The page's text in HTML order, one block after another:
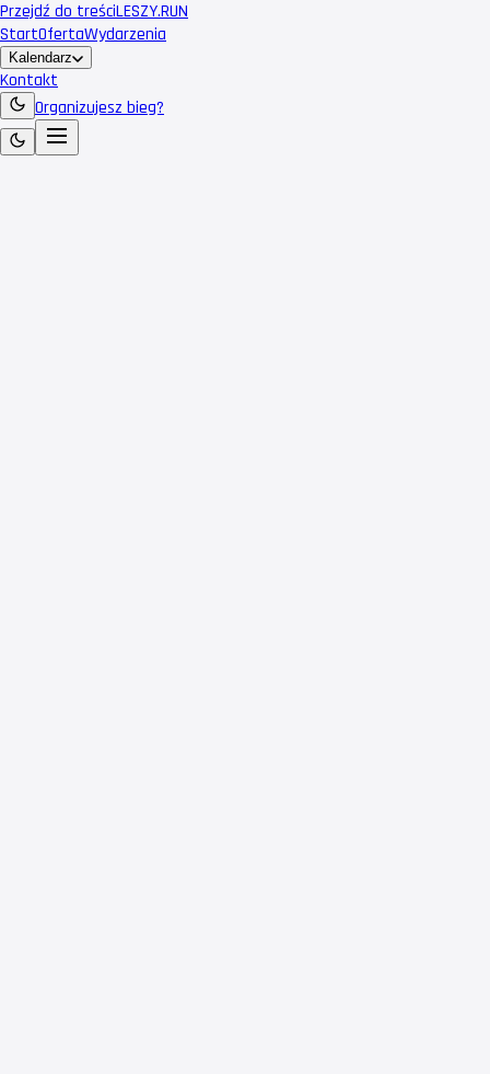
Przejdź do treściLESZY.RUN
StartOfertaWydarzenia
Kalendarz
Kontakt
Organizujesz bieg?